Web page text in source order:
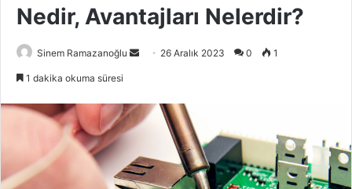
Nedir, Avantajları Nelerdir?
Sinem Ramazanoğlu
Bir
göndermek
26 Aralık 2023 0 1
1 dakika okuma süresi